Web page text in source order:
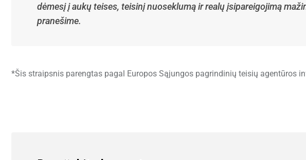
dėmesį į aukų teises, teisinį nuoseklumą ir realų įsipareigojimą
pranešime.
*Šis straipsnis parengtas pagal Europos Sąjungos pagrindinių teisių agentūros